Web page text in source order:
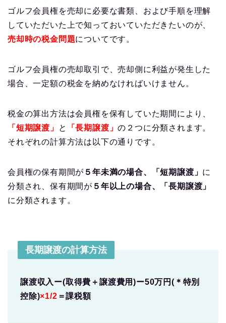
ゴルフ会員権を売却に必要な書類、および手順を理解
していただいた上で知っておいていただきたいのが、
売却時の税金問題についてです。
ゴルフ会員権の売却取引で、売却側に利益が発生した
場合、一定額の税金を納めなければいけません。
税金の算出方法は会員権を保有していた期間により、
「短期譲渡」
と 「長期譲渡」の２つに分類されます。
それぞれの計算方法は以下の通りです。
会員権の保有期間が ５年未満の場合、「短期譲渡」 に
分類され、保有期間が ５年以上の場合、「長期譲渡」
に分類されます。
長期譲渡の計算方法
譲渡収入ー(取得費＋譲渡費用)ー50万円(＊特別
控除)×1/2 ＝課税額